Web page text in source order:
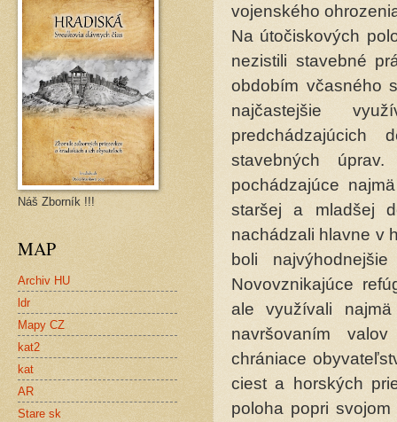
vojenského
Na útočiskových
nezistili stavebné
obdobím včasného
najčastejšie
predchádzajúcich
stavebných
pochádzajúce
staršej a mladšej
nachádzali hlavne v
boli
Novovznikajúce
ale využívali
navršovaním
chrániace
ciest a horských
poloha popri
Náš Zborník !!!
MAP
Archiv HU
ldr
Mapy CZ
kat2
kat
AR
Stare sk